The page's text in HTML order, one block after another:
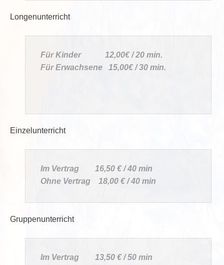
Longenunterricht
Für Kinder 12,00€ / 20 min.
Für Erwachsene 15,00€ / 30 min.
Einzelunterricht
Im Vertrag 16,50 € / 40 min
Ohne Vertrag 18,00 € / 40 min
Gruppenunterricht
Im Vertrag 13,50 € / 50 min